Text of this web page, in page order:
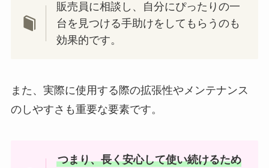
販売員に相談し、自分にぴったりの一
台を見つける手助けをしてもらうのも
効果的です。
また、実際に使用する際の拡張性やメンテナンス
のしやすさも重要な要素です。
つまり、長く安心して使い続けるため